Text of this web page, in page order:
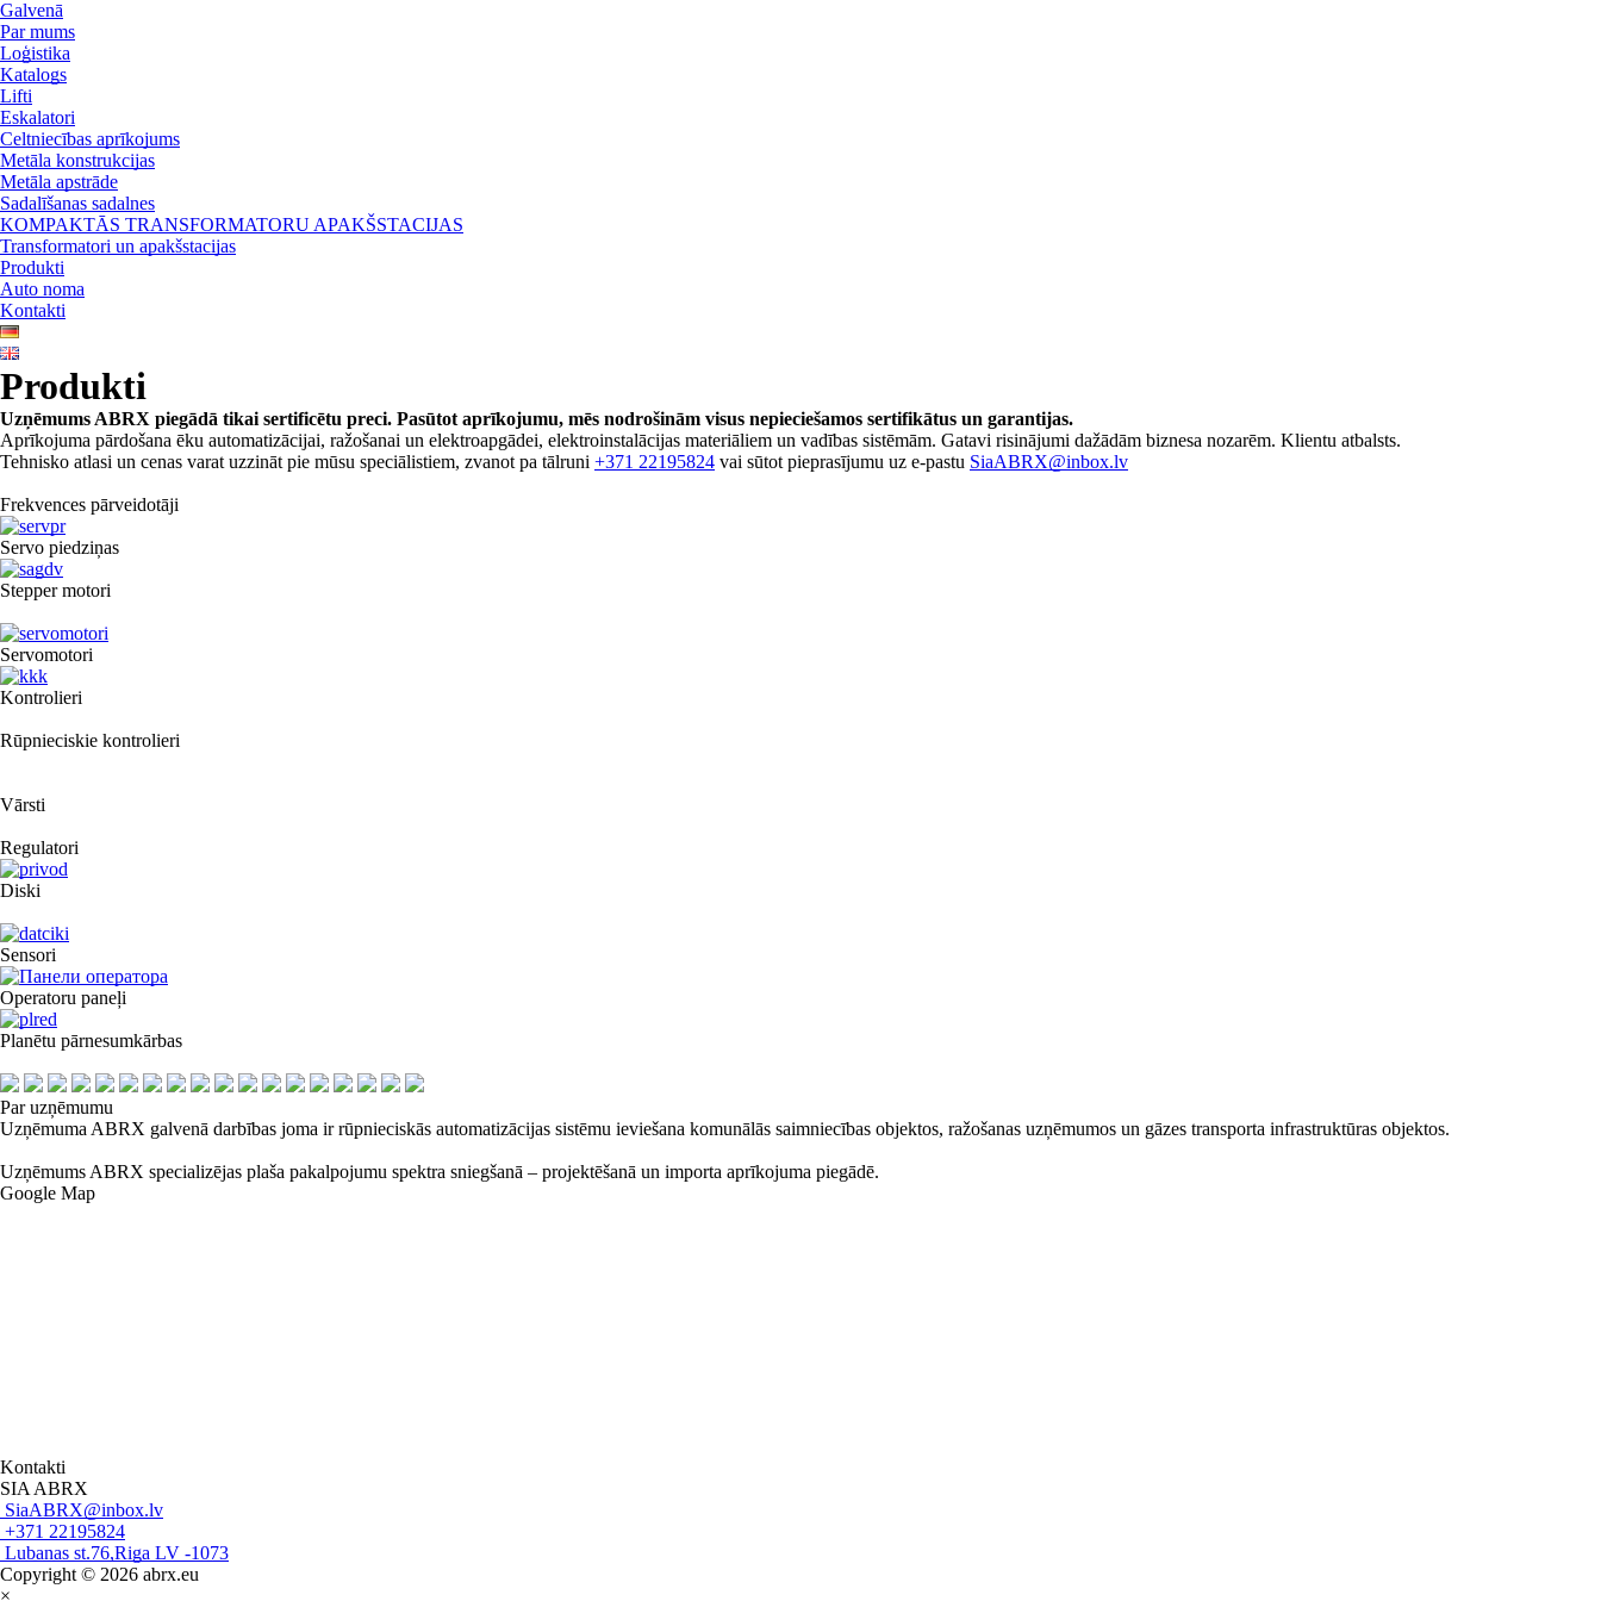
Galvenā
Par mums
Loģistika
Katalogs
Lifti
Eskalatori
Celtniecības aprīkojums
Metāla konstrukcijas
Metāla apstrāde
Sadalīšanas sadalnes
KOMPAKTĀS TRANSFORMATORU APAKŠSTACIJAS
Transformatori un apakšstacijas
Produkti
Auto noma
Kontakti
Produkti
Uzņēmums ABRX piegādā tikai sertificētu preci. Pasūtot aprīkojumu, mēs nodrošinām visus nepieciešamos sertifikātus un garantijas.
Aprīkojuma pārdošana ēku automatizācijai, ražošanai un elektroapgādei, elektroinstalācijas materiāliem un vadības sistēmām. Gatavi risinājumi dažādām biznesa nozarēm. Klientu atbalsts.
Tehnisko atlasi un cenas varat uzzināt pie mūsu speciālistiem, zvanot pa tālruni +371 22195824 vai sūtot pieprasījumu uz e-pastu SiaABRX@inbox.lv
Frekvences pārveidotāji
Servo piedziņas
Stepper motori
Servomotori
Kontrolieri
Rūpnieciskie kontrolieri
Vārsti
Regulatori
Diski
Sensori
Operatoru paneļi
Planētu pārnesumkārbas
Par uzņēmumu
Uzņēmuma ABRX galvenā darbības joma ir rūpnieciskās automatizācijas sistēmu ieviešana komunālās saimniecības objektos, ražošanas uzņēmumos un gāzes transporta infrastruktūras objektos.
Uzņēmums ABRX specializējas plaša pakalpojumu spektra sniegšanā – projektēšanā un importa aprīkojuma piegādē.
Google Map
Kontakti
SIA ABRX
SiaABRX@inbox.lv
+371 22195824
Lubanas st.76,Riga LV -1073
Copyright © 2026 abrx.eu
×